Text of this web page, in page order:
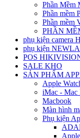
Phần Mềm
Phần mềm
Phần mềm
PHẦN
phụ kiện camera
phụ kiện
POS
SALE KHO
SẢN PHẨM
Apple
iMac - Mac
Macbook
Màn hình
Phụ kiện